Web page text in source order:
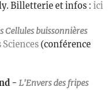
Billetterie et infos : ici
Cellules buissonnières
Sciences(conférence
- L'Envers des fripes